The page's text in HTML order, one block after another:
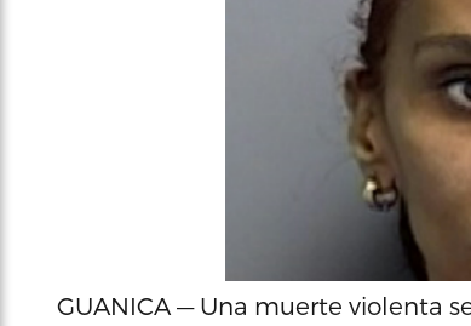
GUANICA — Una muerte violenta